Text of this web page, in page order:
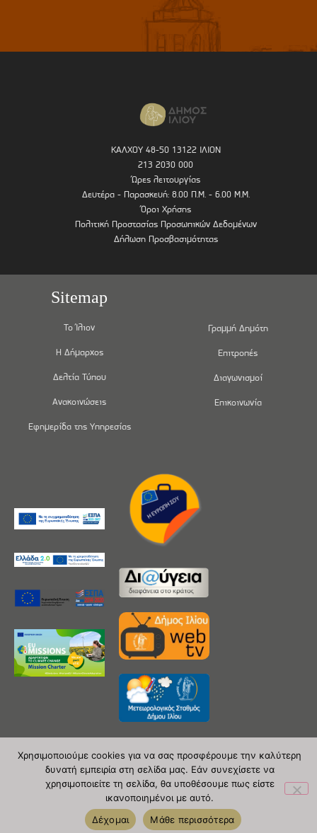
ΚΑΛΧΟΥ 48-50 13122 ΙΛΙΟΝ
213 2030 000
Ώρες λειτουργίας
Δευτέρα - Παρασκευή: 8.00 Π.Μ. - 6.00 Μ.Μ.
Όροι Χρήσης
Πολιτική Προστασίας Προσωπικών Δεδομένων
Δήλωση Προσβασιμότητας
Sitemap
Το Ίλιον
Η Δήμαρχος
Δελτία Τύπου
Ανακοινώσεις
Εφημερίδα της Υπηρεσίας
Γραμμή Δημότη
Επιτροπές
Διαγωνισμοί
Επικοινωνία
Copyright 2020 © Δήμος Ιλίου
| powered by Evolutionprojects
Χρησιμοποιούμε cookies για να σας προσφέρουμε την καλύτερη
δυνατή εμπειρία στη σελίδα μας. Εάν συνεχίσετε να
χρησιμοποιείτε τη σελίδα, θα υποθέσουμε πως είστε
ικανοποιημένοι με αυτό.
Δέχομαι
Μάθε περισσότερα